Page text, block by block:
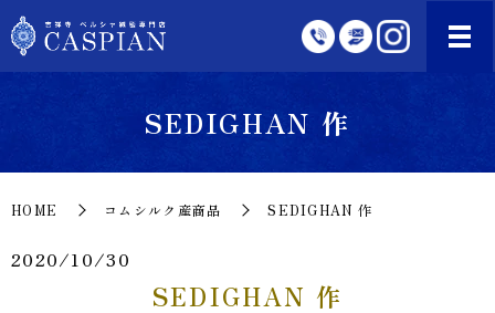
SEDIGHAN 作
HOME コムシルク産商品 SEDIGHAN 作
2020/10/30
SEDIGHAN 作